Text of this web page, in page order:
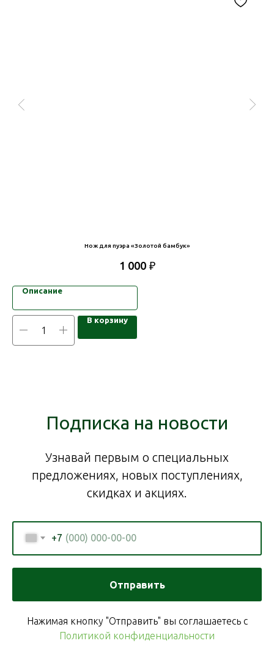
Нож для пуэра «Золотой бамбук»
1 000 ₽
Описание
В корзину
Подписка на новости
Узнавай первым о специальных
предложениях, новых поступлениях,
скидках и акциях.
+7
Отправить
Нажимая кнопку "Отправить" вы соглашаетесь с
Политикой конфиденциальности